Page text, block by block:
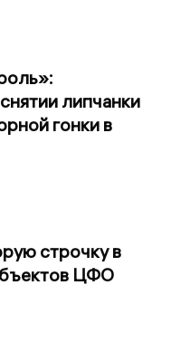
липчанки
гонки в
строчку в
ЦФО